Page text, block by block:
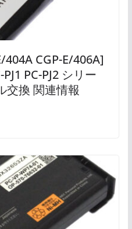
404A CGP-E/406A]
PC-PJ2 シリー
交換 関連情報